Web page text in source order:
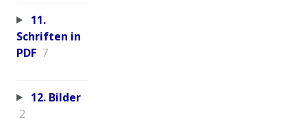
11.
Schriften in
PDF 7
12. Bilder
2